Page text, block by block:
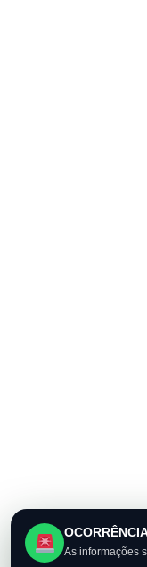
As informações